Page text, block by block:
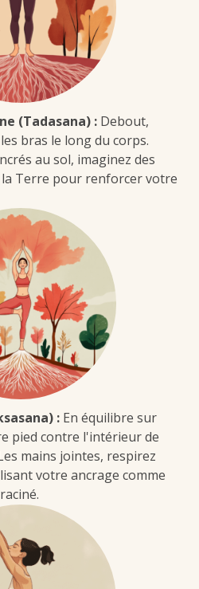
(Tadasana) : Debout,
bras le long du corps.
au sol, imaginez des
Terre pour renforcer votre
: En équilibre sur
pied contre l'intérieur de
mains jointes, respirez
votre ancrage comme